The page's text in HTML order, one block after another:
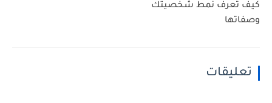
كيف تعرف نمط شخصيتك
وصفاتها
تعليقات